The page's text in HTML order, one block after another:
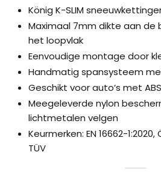
König K-SLIM
Maximaal 7mm dikte aan de
het loopvlak
Eenvoudige montage door
Handmatig spansysteem
Geschikt voor auto’s met ABS
Meegeleverde nylon
lichtmetalen velgen
Keurmerken: EN 16662-1:2020,
TÜV